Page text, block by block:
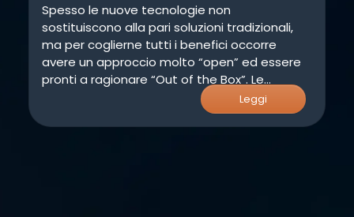
Spesso le nuove tecnologie non
sostituiscono alla pari soluzioni tradizionali,
ma per coglierne tutti i benefici occorre
avere un approccio molto “open” ed essere
pronti a ragionare “Out of the Box”. Le
tecnologie di manifattura additiva riescono a
liberare il progettista da molti vincoli fino ad
oggi ineludibili (altro…)
Leggi